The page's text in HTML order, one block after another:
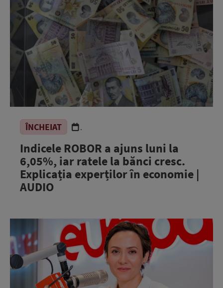
ÎNCHEIAT .
Indicele ROBOR a ajuns luni la
6,05%, iar ratele la bănci cresc.
Explicația experților în economie |
AUDIO